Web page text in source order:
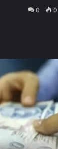
0 0